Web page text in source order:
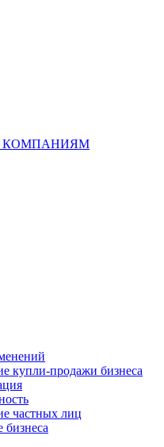
КОМПАНИЯМ
купли-продажи бизнеса
частных лиц